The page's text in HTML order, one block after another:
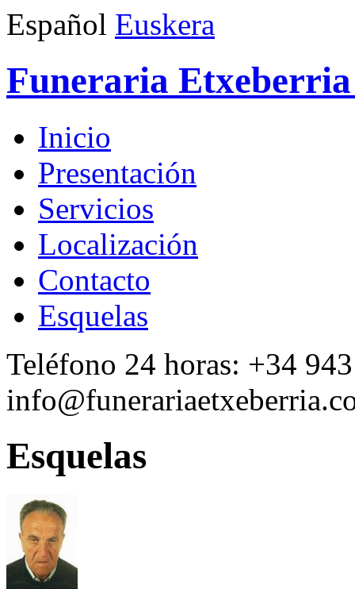
Español Euskera
Funeraria
Inicio
Presentación
Servicios
Localización
Contacto
Esquelas
Teléfono 24 horas: +34
Esquelas